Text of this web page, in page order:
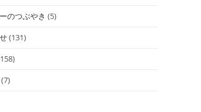
のつぶやき (5)
(131)
(7)